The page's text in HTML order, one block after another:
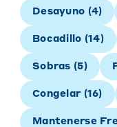
Desayuno (4)
Bocadillo (14)
Sobras (5)
Congelar (16)
Mantenerse